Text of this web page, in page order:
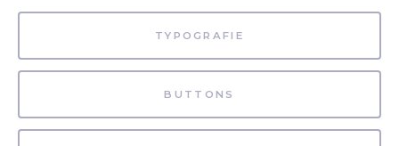
TYPOGRAFIE
BUTTONS